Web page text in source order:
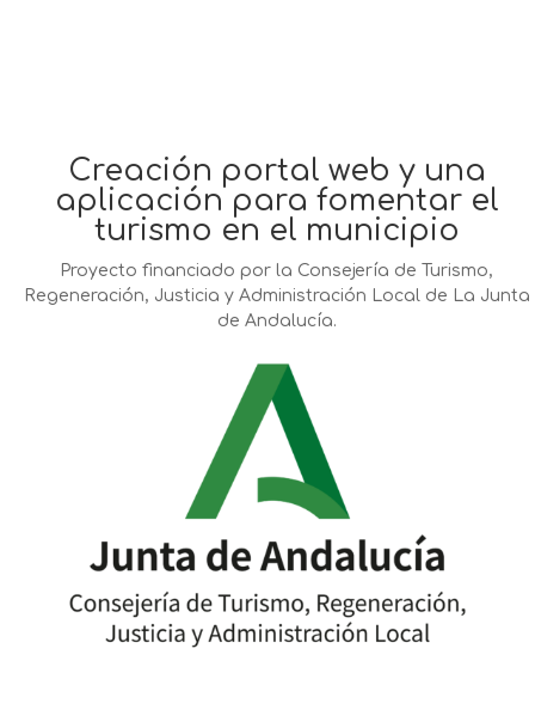
Creación portal web y una
aplicación para fomentar el
turismo en el municipio
Proyecto financiado por la Consejería de Turismo,
Regeneración, Justicia y Administración Local de La Junta
de Andalucía.